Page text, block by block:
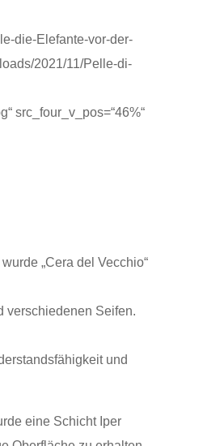
die-Elefante-vor-der-
2021/11/Pelle-di-
src_four_v_pos=“46%“
„Cera del Vecchio“
verschiedenen Seifen.
und
eine Schicht Iper